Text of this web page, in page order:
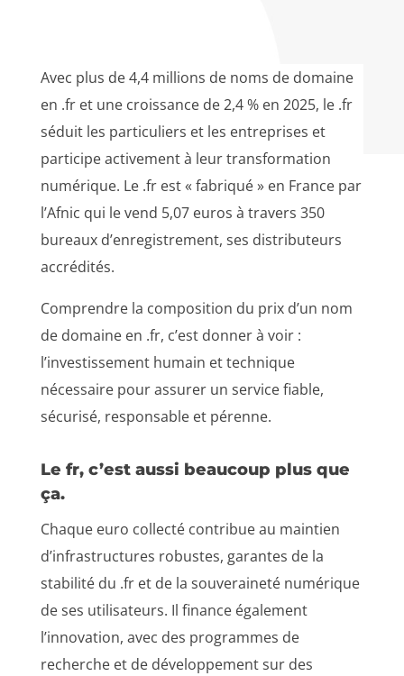
Avec plus de 4,4 millions de noms de domaine
en .fr et une croissance de 2,4 % en 2025, le .fr
séduit les particuliers et les entreprises et
participe activement à leur transformation
numérique. Le .fr est « fabriqué » en France par
l’Afnic qui le vend 5,07 euros à travers 350
bureaux d’enregistrement, ses distributeurs
accrédités.
Comprendre la composition du prix d’un nom
de domaine en .fr, c’est donner à voir :
l’investissement humain et technique
nécessaire pour assurer un service fiable,
sécurisé, responsable et pérenne.
Le fr, c’est aussi beaucoup plus que
ça.
Chaque euro collecté contribue au maintien
d’infrastructures robustes, garantes de la
stabilité du .fr et de la souveraineté numérique
de ses utilisateurs. Il finance également
l’innovation, avec des programmes de
recherche et de développement sur des